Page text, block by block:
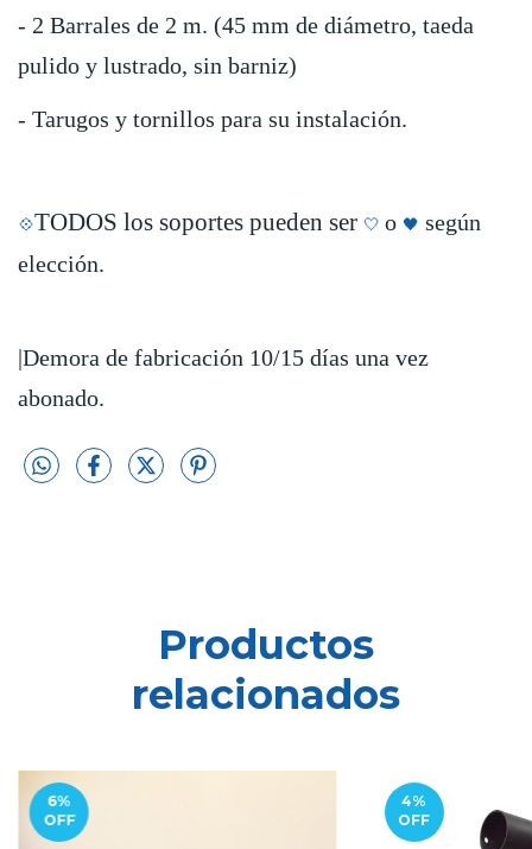
- 2 Barrales de 2 m. (45 mm de diámetro, taeda
pulido y lustrado, sin barniz)
- Tarugos y tornillos para su instalación.
💠TODOS los soportes pueden ser 🤍 o 🖤 según
elección.
|Demora de fabricación 10/15 días una vez
abonado.
Productos
relacionados
6%
OFF
4%
OFF